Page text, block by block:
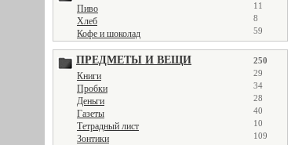
Пиво 11
Хлеб 8
Кофе и шоколад 59
ПРЕДМЕТЫ И ВЕЩИ 250
Книги 29
Пробки 34
Деньги 28
Газеты 40
Тетрадный лист 10
Зонтики 109